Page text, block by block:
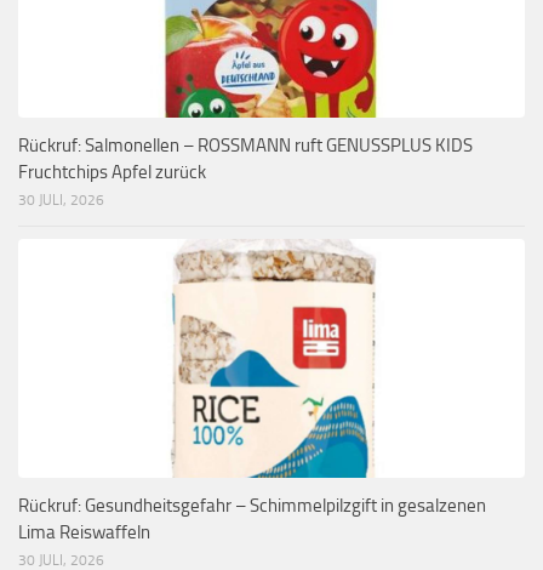
Rückruf: Salmonellen – ROSSMANN ruft GENUSSPLUS KIDS
Fruchtchips Apfel zurück
30 JULI, 2026
Rückruf: Gesundheitsgefahr – Schimmelpilzgift in gesalzenen
Lima Reiswaffeln
30 JULI, 2026